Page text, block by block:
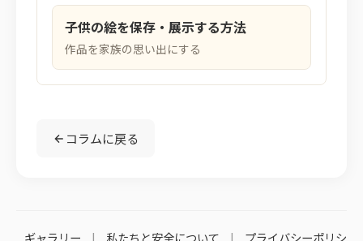
子供の絵を保存・展示する方法
作品を家族の思い出にする
コラムに戻る
ギャラリー | 私たちと安全について | プライバシーポリシ